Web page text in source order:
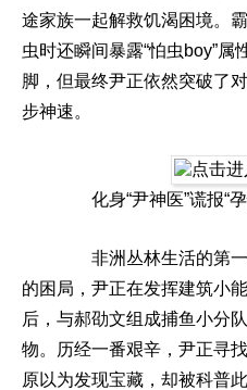
途家族一起解救饥渴困境。
虫时还瞬间暴露“怕虫boy”
脚，但最终尹正依然突破了
步神速。
化身“尹神医”谎报“孕
非洲丛林生活的第一
的困局，尹正在发挥建筑小
后，与郝劭文组成捕鱼小分
物。历经一番艰辛，尹正寻
原以为发现宝藏，却被科普